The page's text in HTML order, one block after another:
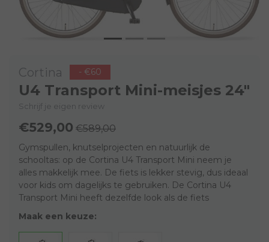
Cortina - €60
U4 Transport Mini-meisjes 24"
Schrijf je eigen review
€529,00 €589,00
Gymspullen, knutselprojecten en natuurlijk de
schooltas: op de Cortina U4 Transport Mini neem je
alles makkelijk mee. De fiets is lekker stevig, dus ideaal
voor kids om dagelijks te gebruiken. De Cortina U4
Transport Mini heeft dezelfde look als de fiets
Maak een keuze: